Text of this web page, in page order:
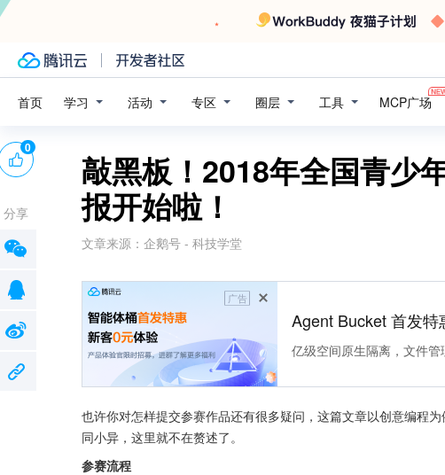
首页 学习 活动 专区 圈层 工具 MCP广场
敲黑板！2018年全国青少
报开始啦！
文章来源： 企鹅号 - 科技学堂
广告
Agent Bucket 首发特
亿级空间原生隔离，文件管
也许你对怎样提交参赛作品还有很多疑问，这篇文章以创意编程
同小异，这里就不在赘述了。
参赛流程
0
分享